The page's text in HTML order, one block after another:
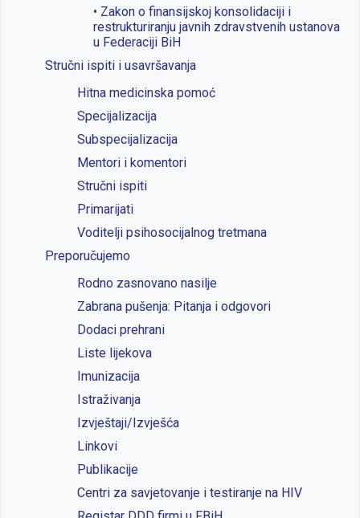
• Zakon o finansijskoj konsolidaciji i
restrukturiranju javnih zdravstvenih ustanova
u Federaciji BiH
Stručni ispiti i usavršavanja
Hitna medicinska pomoć
Specijalizacija
Subspecijalizacija
Mentori i komentori
Stručni ispiti
Primarijati
Voditelji psihosocijalnog tretmana
Preporučujemo
Rodno zasnovano nasilje
Zabrana pušenja: Pitanja i odgovori
Dodaci prehrani
Liste lijekova
Imunizacija
Istraživanja
Izvještaji/Izvješća
Linkovi
Publikacije
Centri za savjetovanje i testiranje na HIV